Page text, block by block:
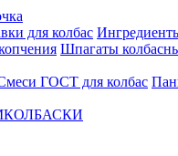
для колбас
Шпагаты
ГОСТ для колбас